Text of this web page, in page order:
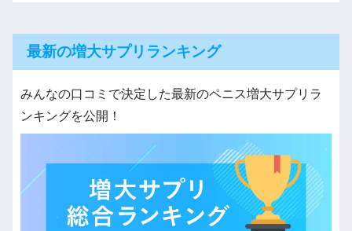
最新の増大サプリランキング
みんなの口コミで決定した最新のペニス増大サプリラ
ンキングを公開！